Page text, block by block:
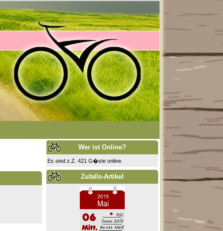
Wer ist Online?
Es sind z.Z. 421 G�ste online.
Zufalls-Artikel